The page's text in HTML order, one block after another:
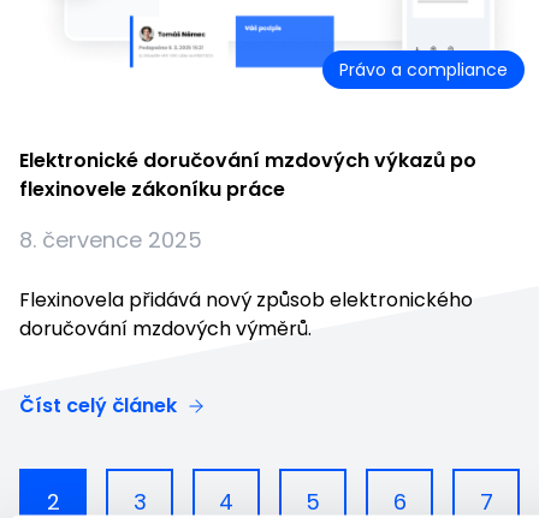
Právo a compliance
Elektronické doručování mzdových výkazů po
flexinovele zákoníku práce
8. července 2025
Flexinovela přidává nový způsob elektronického
doručování mzdových výměrů.
Číst celý článek
2 3 4 5 6 7